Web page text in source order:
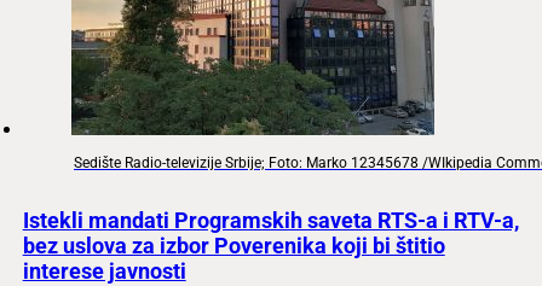
Sedište Radio-televizije Srbije; Foto: Marko 12345678 /WIkipedia
Istekli mandati Programskih saveta RTS-a i RTV-a,
bez uslova za izbor Poverenika koji bi štitio
interese javnosti